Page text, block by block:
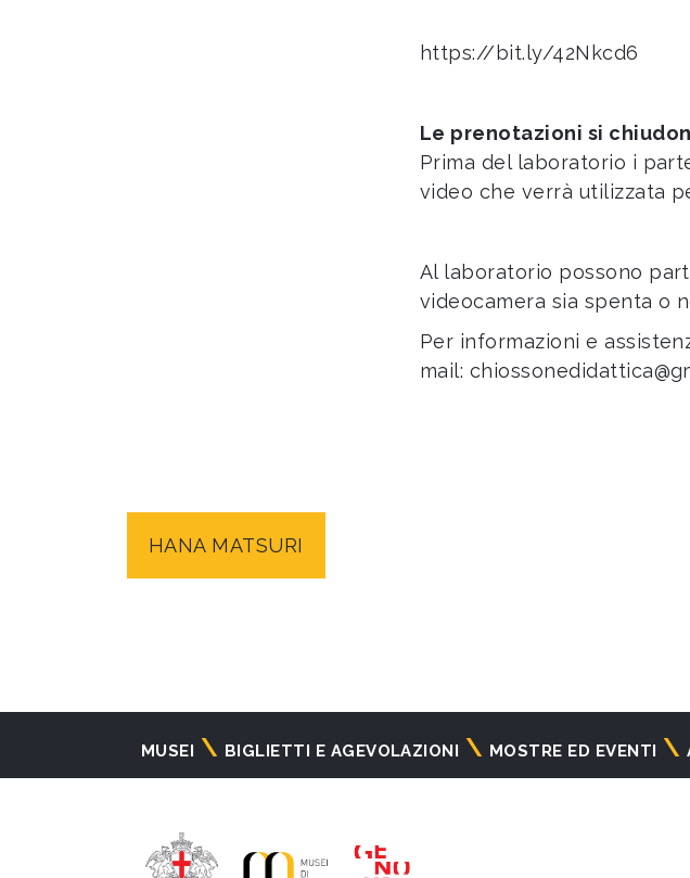
https://bit.ly/42Nkcd6
Le prenotazioni si
Prima del laboratorio i
video che verrà utilizzata
Al laboratorio possono
videocamera sia spenta o
Per informazioni e
mail:
HANA MATSURI
Navigazione
MUSEI BIGLIETTI E AGEVOLAZIONI MOSTRE ED EVENTI